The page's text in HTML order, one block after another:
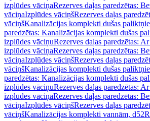
izplūdes vāciņaRezerves daļas paredzētas:
vāciņaIzplūdes vāciņšRezerves daļas
vāciņšKanalizācijas komplekti dušas
paredzētas: Kanalizācijas komplekti dušas
izplūdes vāciņuRezerves daļas paredzētas:
izplūdes vāciņaRezerves daļas paredzētas:
vāciņaIzplūdes vāciņšRezerves daļas
vāciņšKanalizācijas komplekti dušas
paredzētas: Kanalizācijas komplekti dušas
izplūdes vāciņuRezerves daļas paredzētas:
izplūdes vāciņaRezerves daļas paredzētas:
vāciņaIzplūdes vāciņšRezerves daļas
vāciņšKanalizācijas komplekti vannām, d52